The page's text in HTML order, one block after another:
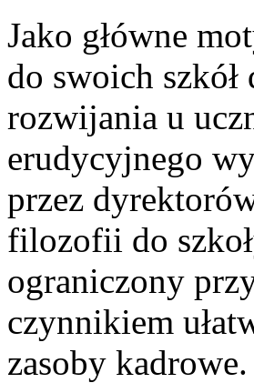
Jako główne
do swoich
rozwijania u
erudycyjnego
przez
filozofii do
ograniczony
czynnikiem
zasoby kadrowe.